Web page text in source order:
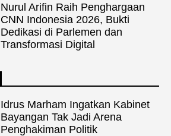
Nurul Arifin Raih Penghargaan
CNN Indonesia 2026, Bukti
Dedikasi di Parlemen dan
Transformasi Digital
Idrus Marham Ingatkan Kabinet
Bayangan Tak Jadi Arena
Penghakiman Politik